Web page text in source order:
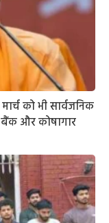
को भी सार्वजनिक
और कोषागार